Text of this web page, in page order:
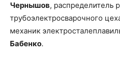
Чернышов, распределитель
трубоэлектросварочного
механик
Бабенко.